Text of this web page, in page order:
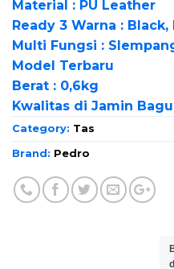
Material : PU Leather
Ready 3 Warna :
Multi Fungsi :
Model Terbaru
Berat : 0,6kg
Kwalitas di Jamin
Category: Tas
Brand: Pedro